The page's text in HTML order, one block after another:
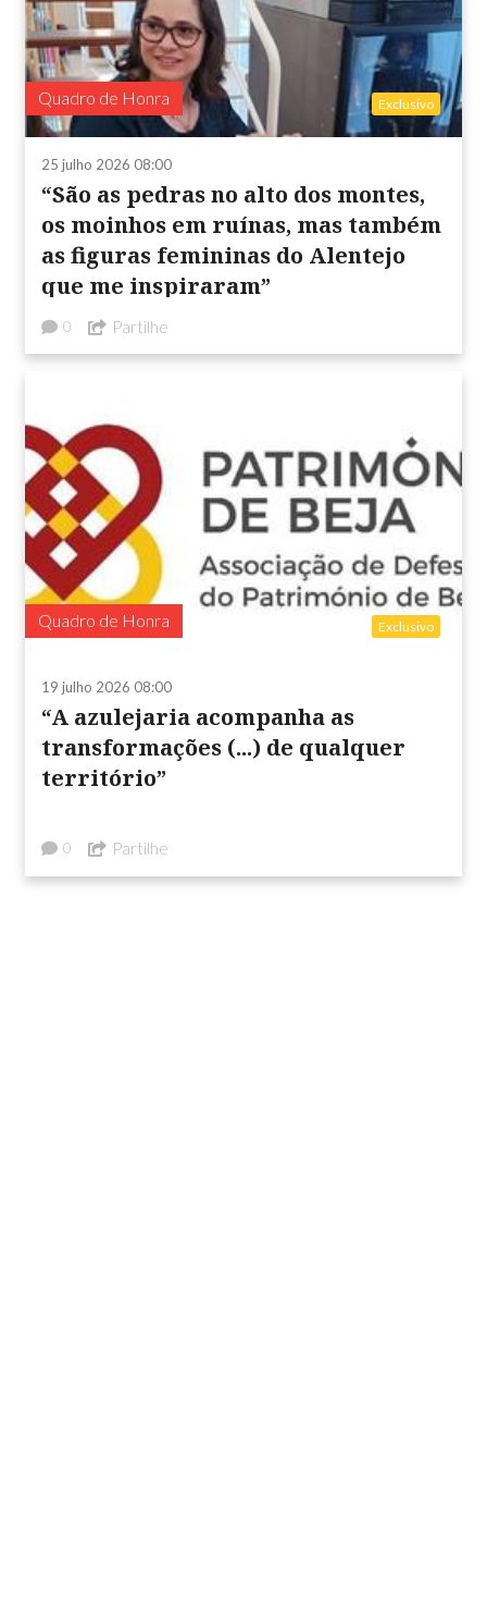
Quadro de Honra Exclusivo
25 julho 2026 08:00
“São as pedras no alto dos montes,
os moinhos em ruínas, mas também
as figuras femininas do Alentejo
que me inspiraram”
0 Partilhe
Quadro de Honra Exclusivo
19 julho 2026 08:00
“A azulejaria acompanha as
transformações (...) de qualquer
território”
0 Partilhe